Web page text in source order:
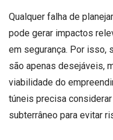
Qualquer falha de
pode gerar impactos
em segurança. Por isso,
são apenas desejáveis,
viabilidade do
túneis precisa
subterrâneo para evitar